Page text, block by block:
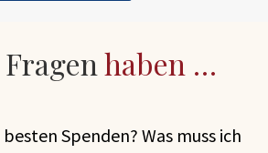
Fragen haben …
Spenden? Was muss ich